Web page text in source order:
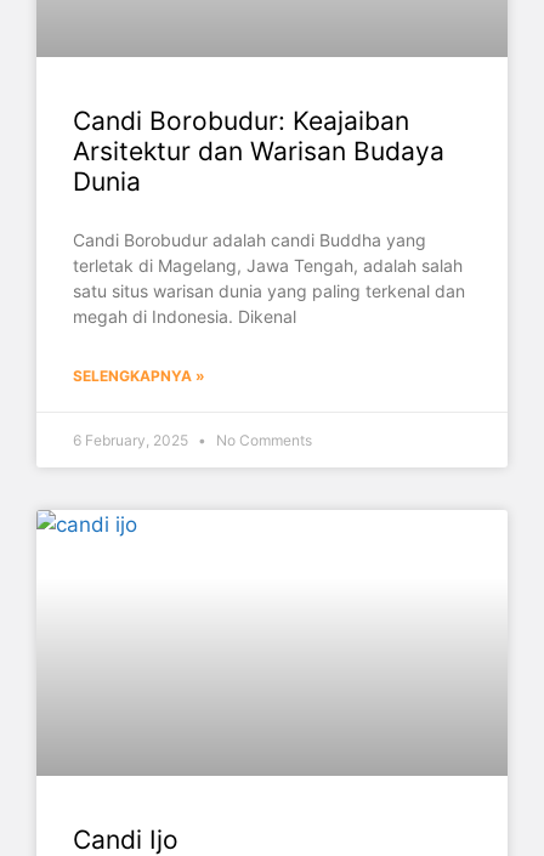
Candi Borobudur: Keajaiban
Arsitektur dan Warisan Budaya
Dunia
Candi Borobudur adalah candi Buddha yang
terletak di Magelang, Jawa Tengah, adalah salah
satu situs warisan dunia yang paling terkenal dan
megah di Indonesia. Dikenal
SELENGKAPNYA »
6 February, 2025 No Comments
Candi Ijo